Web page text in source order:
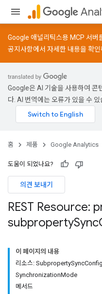
Google 애널리틱스용 MCP 서버
공지사항에서 자세한 내용을 확인
Google은 AI 기술을 사용하여 콘
다. AI 번역에는 오류가 있을 수 있
홈 제품 Google Analytics
도움이 되었나요?
의견 보내기
REST Resource:
subpropertySync
이 페이지의 내용
리소스: SubpropertySyncConfig
SynchronizationMode
메서드